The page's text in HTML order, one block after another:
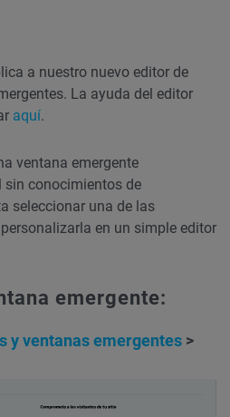
a nuestro nuevo editor de
La ayuda del editor
aquí.
ventana emergente
conocimientos de
seleccionar una de las
en un simple editor
emergente:
y ventanas emergentes >